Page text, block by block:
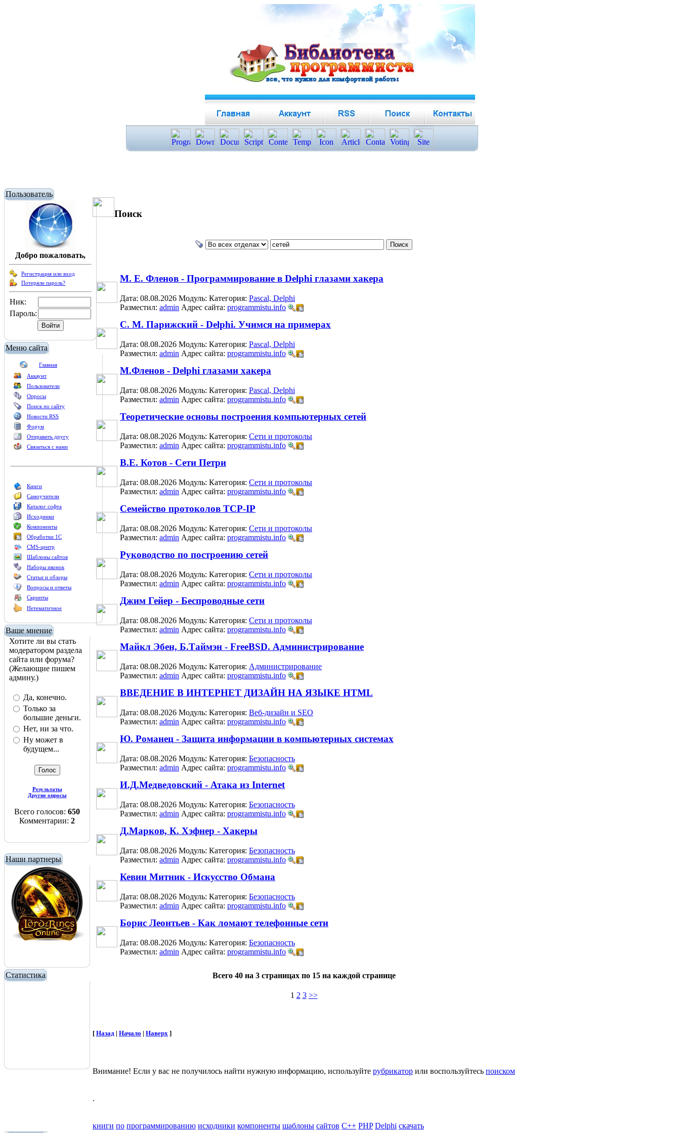
Пользователь
Добро пожаловать,
Регистрация или вход
Потеряли пароль?
Ник:
Пароль:
Меню сайта
Главная
Аккаунт
Пользователи
Опросы
Поиск по сайту
Новости RSS
Форум
Отправить другу
Связаться с нами
Книги
Самоучители
Каталог софта
Исходники
Компоненты
Обработки 1С
CMS-центр
Шаблоны сайтов
Наборы иконок
Статьи и обзоры
Вопросы и ответы
Скрипты
Нетематичное
Ваше мнение
Хотите ли вы стать
модератором раздела
сайта или форума?
(Желающие пишем
админу.)
Да, конечно.
Только за
большие деньги.
Нет, ни за что.
Ну может в
будущем...
Результаты
Другие опросы
Всего голосов: 650
Комментарии: 2
Наши партнеры
Статистика
Поиск
М. Е. Фленов - Программирование в Delphi глазами хакера
Дата: 08.08.2026 Модуль: Категория: Pascal, Delphi
Разместил: admin Адрес сайта: programmistu.info
С. М. Парижский - Delphi. Учимся на примерах
Дата: 08.08.2026 Модуль: Категория: Pascal, Delphi
Разместил: admin Адрес сайта: programmistu.info
М.Фленов - Delphi глазами хакера
Дата: 08.08.2026 Модуль: Категория: Pascal, Delphi
Разместил: admin Адрес сайта: programmistu.info
Теоретические основы построения компьютерных сетей
Дата: 08.08.2026 Модуль: Категория: Сети и протоколы
Разместил: admin Адрес сайта: programmistu.info
В.Е. Котов - Сети Петри
Дата: 08.08.2026 Модуль: Категория: Сети и протоколы
Разместил: admin Адрес сайта: programmistu.info
Семейство протоколов TCP-IP
Дата: 08.08.2026 Модуль: Категория: Сети и протоколы
Разместил: admin Адрес сайта: programmistu.info
Руководство по построению сетей
Дата: 08.08.2026 Модуль: Категория: Сети и протоколы
Разместил: admin Адрес сайта: programmistu.info
Джим Гейер - Беспроводные сети
Дата: 08.08.2026 Модуль: Категория: Сети и протоколы
Разместил: admin Адрес сайта: programmistu.info
Майкл Эбен, Б.Таймэн - FreeBSD. Администрирование
Дата: 08.08.2026 Модуль: Категория: Администрирование
Разместил: admin Адрес сайта: programmistu.info
ВВЕДЕНИЕ В ИНТЕРНЕТ ДИЗАЙН НА ЯЗЫКЕ HTML
Дата: 08.08.2026 Модуль: Категория: Веб-дизайн и SEO
Разместил: admin Адрес сайта: programmistu.info
Ю. Романец - Защита информации в компьютерных системах
Дата: 08.08.2026 Модуль: Категория: Безопасность
Разместил: admin Адрес сайта: programmistu.info
И.Д.Медведовский - Атака из Internet
Дата: 08.08.2026 Модуль: Категория: Безопасность
Разместил: admin Адрес сайта: programmistu.info
Д.Марков, К. Хэфнер - Хакеры
Дата: 08.08.2026 Модуль: Категория: Безопасность
Разместил: admin Адрес сайта: programmistu.info
Кевин Митник - Искусство Обмана
Дата: 08.08.2026 Модуль: Категория: Безопасность
Разместил: admin Адрес сайта: programmistu.info
Борис Леонтьев - Как ломают телефонные сети
Дата: 08.08.2026 Модуль: Категория: Безопасность
Разместил: admin Адрес сайта: programmistu.info
Всего 40 на 3 страницах по 15 на каждой странице
1 2 3 >>
[ Назад | Начало | Наверх ]
Внимание! Если у вас не получилось найти нужную информацию, используйте рубрикатор или воспользуйтесь поиском
.
книги по программированию исходники компоненты шаблоны сайтов C++ PHP Delphi скачать